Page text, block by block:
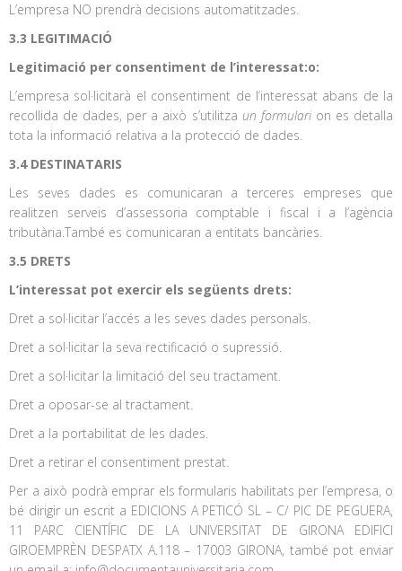
L’empresa NO prendrà decisions automatitzades.
3.3 LEGITIMACIÓ
Legitimació per consentiment de l’interessat:o:
L’empresa sol·licitarà el consentiment de l’interessat abans de la
recollida de dades, per a això s’utilitza un formularion es detalla
tota la informació relativa a la protecció de dades.
3.4 DESTINATARIS
Les seves dades es comunicaran a terceres empreses que
realitzen serveis d’assessoria comptable i fiscal i a l’agència
tributària.També es comunicaran a entitats bancàries.
3.5 DRETS
L’interessat pot exercir els següents drets:
Dret a sol·licitar l’accés a les seves dades personals.
Dret a sol·licitar la seva rectificació o supressió.
Dret a sol·licitar la limitació del seu tractament.
Dret a oposar-se al tractament.
Dret a la portabilitat de les dades.
Dret a retirar el consentiment prestat.
Per a això podrà emprar els formularis habilitats per l’empresa, o
bé dirigir un escrit a EDICIONS A PETICÓ SL – C/ PIC DE PEGUERA,
11 PARC CIENTÍFIC DE LA UNIVERSITAT DE GIRONA EDIFICI
GIROEMPRÈN DESPATX A.118 – 17003 GIRONA, també pot enviar